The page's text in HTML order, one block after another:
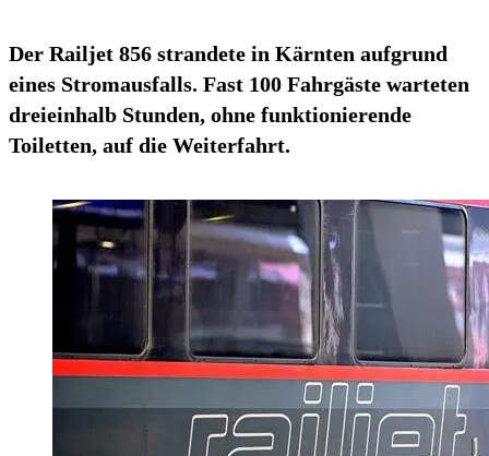
Der Railjet 856 strandete in Kärnten aufgrund
eines Stromausfalls. Fast 100 Fahrgäste warteten
dreieinhalb Stunden, ohne funktionierende
Toiletten, auf die Weiterfahrt.